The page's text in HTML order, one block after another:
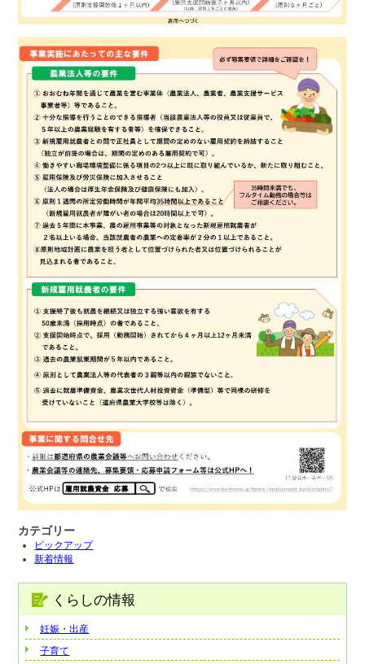
カテゴリー
ピックアップ
新着情報
くらしの情報
妊娠・出産
子育て